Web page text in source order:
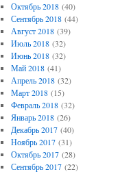
Октябрь 2018(40)
Сентябрь 2018(44)
Август 2018(39)
Июль 2018(32)
Июнь 2018(32)
Май 2018(41)
Апрель 2018(32)
Март 2018(15)
Февраль 2018(32)
Январь 2018(26)
Декабрь 2017(40)
Ноябрь 2017(31)
Октябрь 2017(28)
Сентябрь 2017(22)